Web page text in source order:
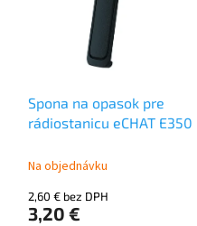
Spona na opasok pre
rádiostanicu eCHAT E350
Na objednávku
2,60 € bez DPH
3,20 €